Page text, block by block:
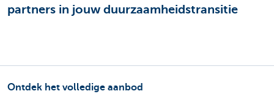
partners in jouw duurzaamheidstransitie
Ontdek het volledige aanbod